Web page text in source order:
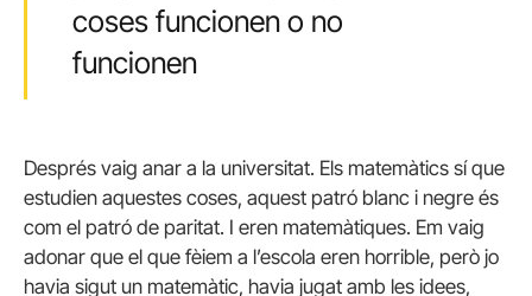
coses funcionen o no
funcionen
Després vaig anar a la universitat. Els matemàtics sí que
estudien aquestes coses, aquest patró blanc i negre és
com el patró de paritat. I eren matemàtiques. Em vaig
adonar que el que fèiem a l’escola eren horrible, però jo
havia sigut un matemàtic, havia jugat amb les idees,